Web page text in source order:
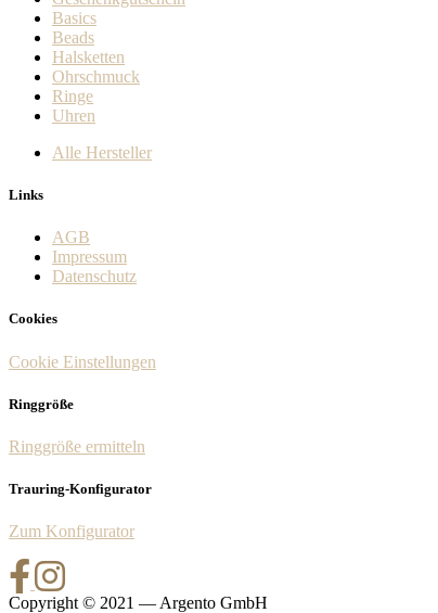
Basics
Beads
Halsketten
Ohrschmuck
Ringe
Uhren
Alle Hersteller
Links
AGB
Impressum
Datenschutz
Cookies
Cookie Einstellungen
Ringgröße
Ringgröße ermitteln
Trauring-Konfigurator
Zum Konfigurator
Copyright © 2021 — Argento GmbH